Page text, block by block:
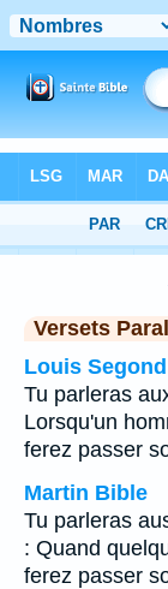
Chapitre 27> Verset 8
Versets
Louis
Tu parleras
Lorsqu'un
ferez passer
Martin Bible
Tu parleras
: Quand
ferez passer